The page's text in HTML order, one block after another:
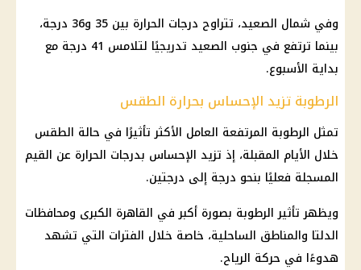
وفي شمال الصعيد، تتراوح درجات الحرارة
بين 35 و36 درجة،
بينما ترتفع في جنوب الصعيد تدريجيًا لتلامس 41 درجة مع
بداية الأسبوع.
الرطوبة تزيد الإحساس بحرارة الطقس
تمثل الرطوبة المرتفعة العامل الأكثر تأثيرًا في حالة الطقس
خلال الأيام المقبلة، إذ تزيد الإحساس بدرجات الحرارة عن القيم
المسجلة فعليًا بنحو درجة إلى درجتين.
ويظهر تأثير الرطوبة بصورة أكبر في القاهرة الكبرى ومحافظات
الدلتا والمناطق الساحلية، خاصة خلال الفترات التي تشهد
هدوءًا في حركة الرياح.